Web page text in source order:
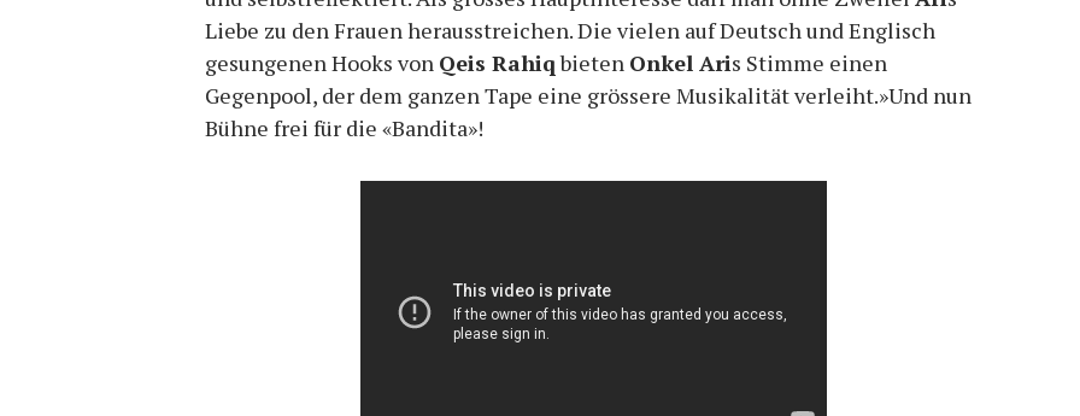
Liebe zu den Frauen herausstreichen. Die vielen auf Deutsch und Englisch
gesungenen Hooks von Qeis Rahiqbieten Onkel Aris Stimme einen
Gegenpool, der dem ganzen Tape eine grössere Musikalität verleiht.»Und nun
Bühne frei für die «Bandita»!